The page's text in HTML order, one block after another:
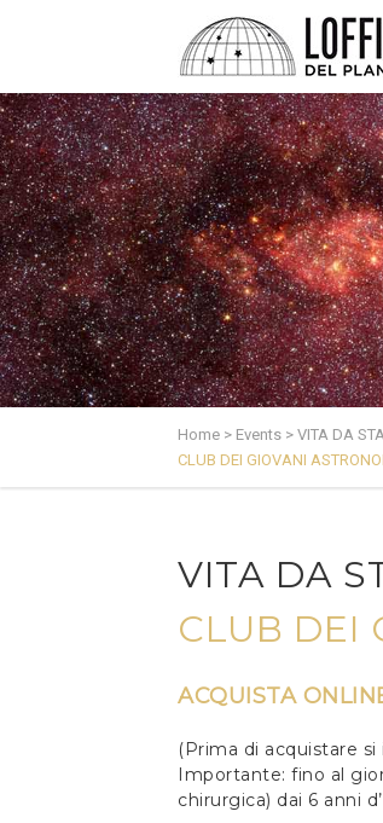
Home > Events > VITA DA
CLUB DEI GIOVANI
VITA DA
CLUB DEI
ACQUISTA
(Prima di acquistare
Importante: fino al
chirurgica) dai 6 anni